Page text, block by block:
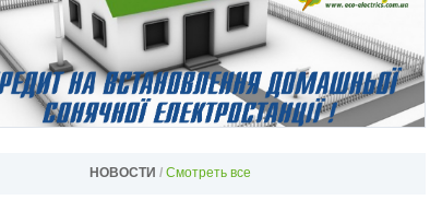
НОВОСТИ / Смотреть все